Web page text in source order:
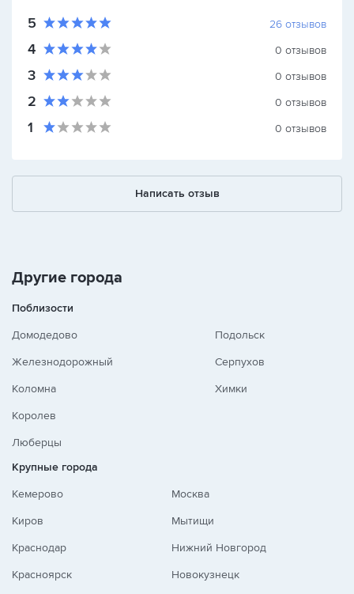
5 26 отзывов
4 0 отзывов
3 0 отзывов
2 0 отзывов
1 0 отзывов
Написать отзыв
Другие города
Поблизости
Домодедово
Железнодорожный
Коломна
Королев
Люберцы
Подольск
Серпухов
Химки
Крупные города
Кемерово
Киров
Краснодар
Красноярск
Москва
Мытищи
Нижний Новгород
Новокузнецк